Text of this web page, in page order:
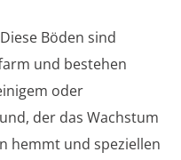
Diese Böden sind
und bestehen
oder
der das Wachstum
hemmt und speziellen